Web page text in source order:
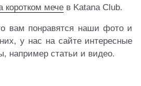
коротком мечев Katana Club.
вам понравятся наши фото и
у нас на сайте интересные
например статьи и видео.